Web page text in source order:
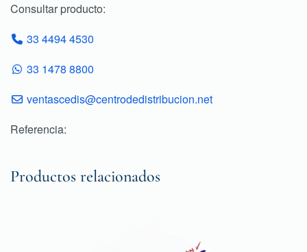
Consultar producto:
33 4494 4530
33 1478 8800
ventascedis@centrodedistribucion.net
Referencia:
Productos relacionados